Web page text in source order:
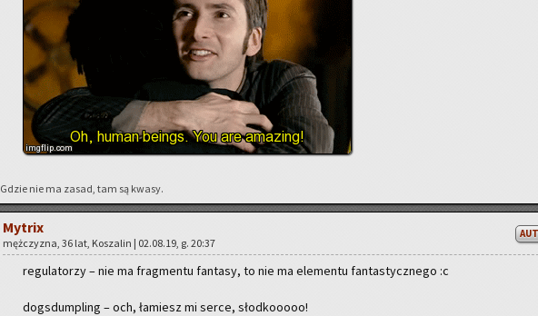
Gdzie nie ma zasad, tam są kwasy.
My­trix
męż­czy­zna, 36 lat, Ko­sza­lin | 02.08.19, g. 20:37
re­gu­la­to­rzy – nie ma frag­men­tu fan­ta­sy, to nie ma ele­men­tu fan­ta­stycz­ne­go :c
do­gs­dum­pling – och, ła­miesz mi serce, słod­ko­oooo!